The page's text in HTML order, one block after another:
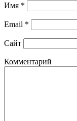
Имя *
Email *
Сайт
Комментарий